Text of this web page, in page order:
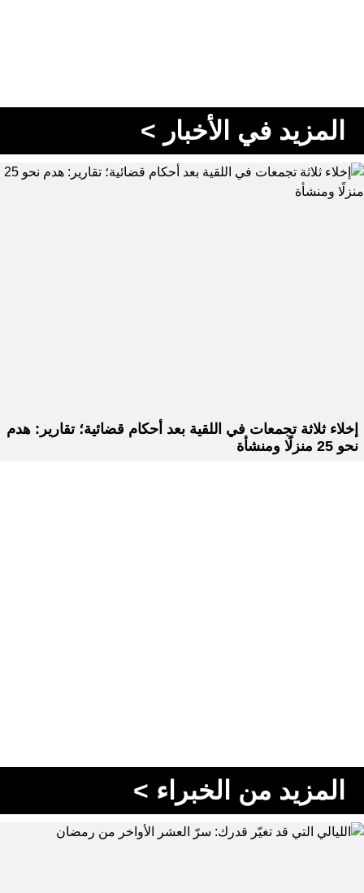
المزيد في الأخبار >
إخلاء ثلاثة تجمعات في اللقية بعد أحكام قضائية؛ تقارير: هدم
نحو 25 منزلًا ومنشأة
المزيد من الخبراء >